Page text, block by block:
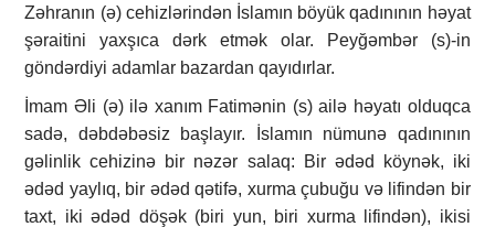
Zəhranın (ə) cehizlərindən İslamın böyük qadınının həyat
şəraitini yaxşıca dərk etmək olar. Peyğəmbər (s)-in
göndərdiyi adamlar bazardan qayıdırlar.
İmam Əli (ə) ilə xanım Fatimənin (s) ailə həyatı olduqca
sadə, dəbdəbəsiz başlayır. İslamın nümunə qadınının
gəlinlik cehizinə bir nəzər salaq: Bir ədəd köynək, iki
ədəd yaylıq, bir ədəd qətifə, xurma çubuğu və lifindən bir
taxt, iki ədəd döşək (biri yun, biri xurma lifindən), ikisi